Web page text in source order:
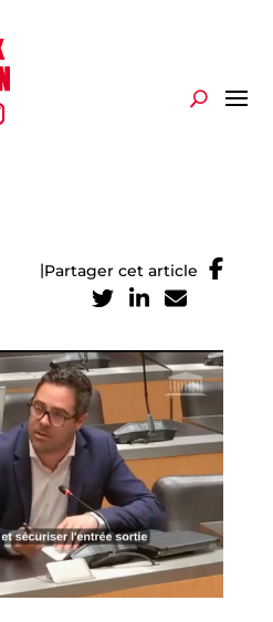
|Partager cet article